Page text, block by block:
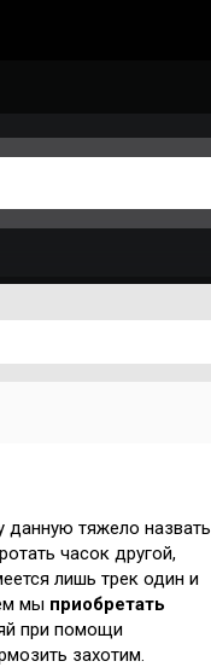
данную тяжело назвать
часок другой,
лишь трек один и
мы приобретать
при помощи
захотим.